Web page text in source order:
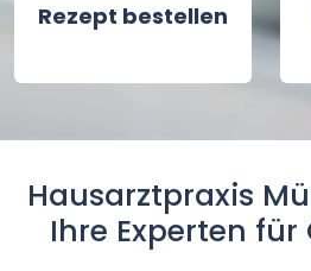
Rezept bestellen
Hausarztpraxis
Ihre Experten